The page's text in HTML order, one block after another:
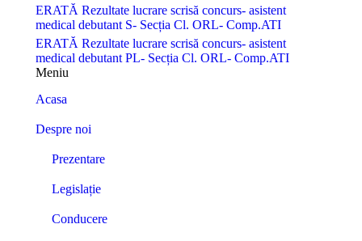
ERATĂ Rezultate lucrare scrisă concurs- asistent
medical debutant S- Secția Cl. ORL- Comp.ATI
ERATĂ Rezultate lucrare scrisă concurs- asistent
medical debutant PL- Secția Cl. ORL- Comp.ATI
Meniu
Acasa
Despre noi
Prezentare
Legislație
Conducere